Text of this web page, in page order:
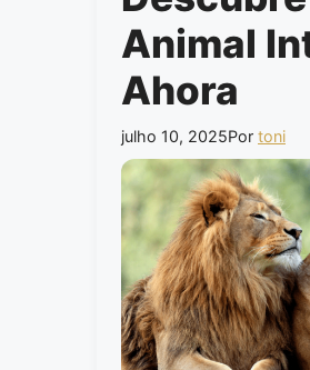
Animal
Ahora
julho 10, 2025Por toni